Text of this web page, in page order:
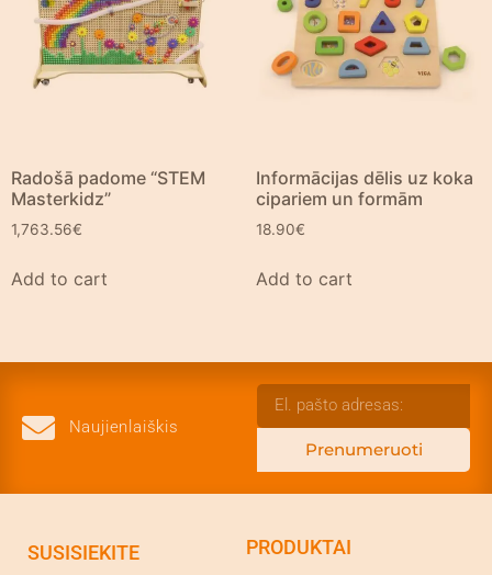
Radošā padome “STEM
Masterkidz”
1,763.56€
Add to cart
Informācijas dēlis uz koka
cipariem un formām
18.90€
Add to cart
Naujienlaiškis
Prenumeruoti
SUSISIEKITE PRODUKTAI